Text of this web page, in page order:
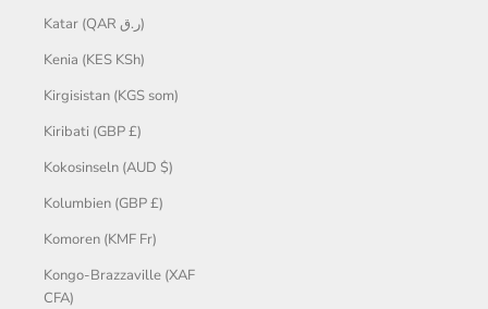
Katar (QAR ر.ق)
Kenia (KES KSh)
Kirgisistan (KGS som)
Kiribati (GBP £)
Kokosinseln (AUD $)
Kolumbien (GBP £)
Komoren (KMF Fr)
Kongo-Brazzaville (XAF
CFA)